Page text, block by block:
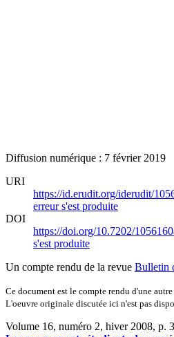
Diffusion numérique : 7 février 2019
URI
https://id.erudit.org/iderudit/
erreur s'est produite
DOI
https://doi.org/10.7202/
s'est produite
Un compte rendu de la revue Bulletin
Ce document est le compte rendu d'une
L'oeuvre originale discutée ici n'est pas
Volume 16, numéro 2, hiver 2008, p.